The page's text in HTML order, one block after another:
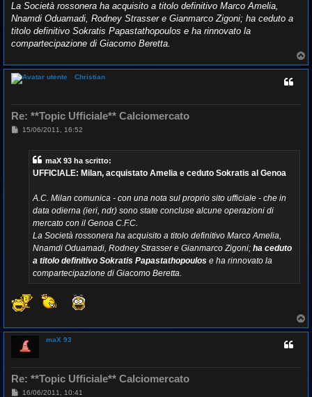
La Società rossonera ha acquisito a titolo definitivo Marco Amelia,
Nnamdi Oduamadi, Rodney Strasser e Gianmarco Zigoni; ha ceduto a
titolo definitivo Sokratis Papastathopoulos e ha rinnovato la
compartecipazione di Giacomo Beretta.
o
Christian
Re: **Topic Ufficiale** Calciomercato
M15/06/2011, 16:52
maX 93 ha scritto:
UFFICIALE: Milan, acquistato Amelia e ceduto Sokratis al Genoa
A.C. Milan comunica - con una nota sul proprio sito ufficiale - che in
data odierna (ieri, ndr) sono state concluse alcune operazioni di
mercato con il Genoa C.F.C.
La Società rossonera ha acquisito a titolo definitivo Marco Amelia,
Nnamdi Oduamadi, Rodney Strasser e Gianmarco Zigoni; ha ceduto
a titolo definitivo Sokratis Papastathopoulos e ha rinnovato la
compartecipazione di Giacomo Beretta.
o
maX 93
Re: **Topic Ufficiale** Calciomercato
M16/06/2011, 10:41